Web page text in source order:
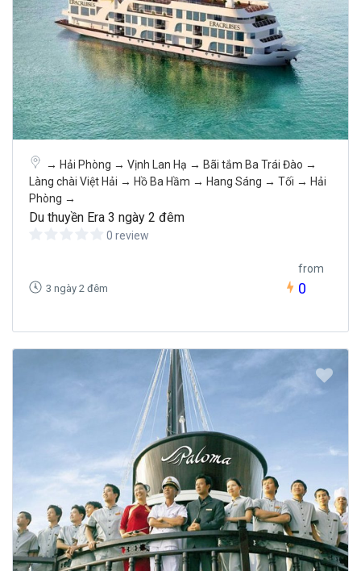
→ Hải Phòng → Vịnh Lan Hạ → Bãi tắm Ba Trái Đào →
Làng chài Việt Hải → Hồ Ba Hầm → Hang Sáng → Tối → Hải
Phòng →
Du thuyền Era 3 ngày 2 đêm
0 review
3 ngày 2 đêm
from
0